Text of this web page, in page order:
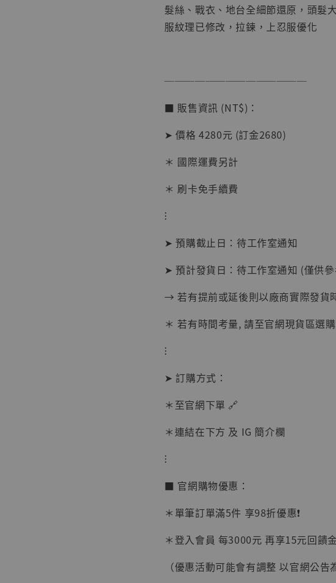
【店內現貨】海賊王
克達摩 [7STARS
NT$ 1,500
NT$ 1,870
-
加入購物車
BJSTUDIO 1/6系列
NT$ 5,300
髮絲、戰衣、地台全細節還原，頭髮
服紋理已修改，拉鍊，上忍服優化
──────────────
■ 販售資訊 (NT$)：
➤ 價格 4280元 (訂金2680)
＊ 國際運費另計
＊ 刷卡免手續費
⁝
➤ 預購截止日：待工作室通知
➤ 預計發貨日：待工作室通知 (僅供
→ 若有提前或延後則以廠商實際發貨
＊ 若有時間考量, 請至官網現貨區選購
⁝
➤ 訂購方式：
＊至官網下單 🔗
＊連結在下方 及 IG 簡介欄
⁝
■ 官網購物優惠：
＊單筆訂單滿5件 享98折優惠❗️
＊登入會員 每3000元 再享15元回饋金
（優惠活動可能會有調整 以官網公告